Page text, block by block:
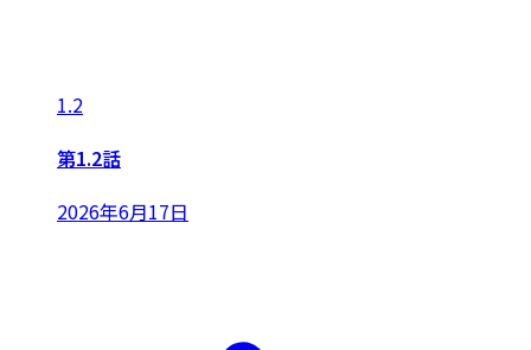
1.2
第1.2話
2026年6月17日